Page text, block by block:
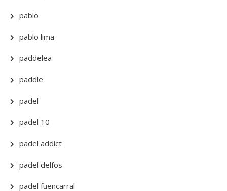
pablo
pablo lima
paddelea
paddle
padel
padel 10
padel addict
padel delfos
padel fuencarral